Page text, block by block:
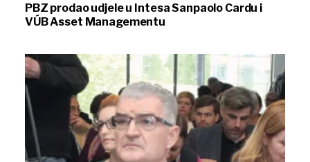
PBZ prodao udjele u Intesa Sanpaolo Cardu i
VÚB Asset Managementu